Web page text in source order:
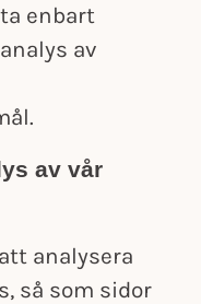
enbart
av
av vår
analysera
så som sidor